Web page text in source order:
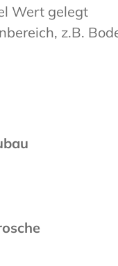
Wert gelegt
z.B.